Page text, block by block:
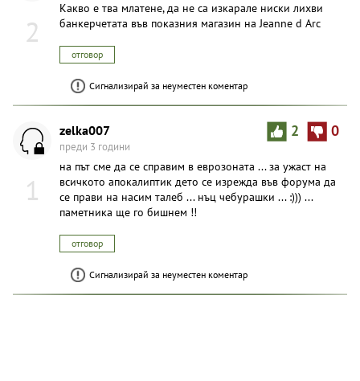
2
Какво е тва млатене, да не са изкарале ниски лихви
банкерчетата във показния магазин на Jeanne d Аrc
отговор
Сигнализирай за неуместен коментар
1
2 0
zelka007
преди 3 години
на път сме да се справим в еврозоната ... за ужаст на
всичкото апокалиптик дето се изрежда във форума да
се прави на насим талеб ... нъц чебyрашки ... :))) ...
паметника ще го бишнем !!
отговор
Сигнализирай за неуместен коментар